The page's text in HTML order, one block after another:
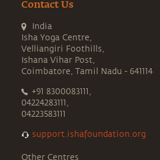
Contact Us
India
Isha Yoga Centre,
Velliangiri Foothills,
Ishana Vihar Post,
Coimbatore, Tamil Nadu - 641114
+91 8300083111,
04224283111,
04223583111
support.ishafoundation.org
Other Centres